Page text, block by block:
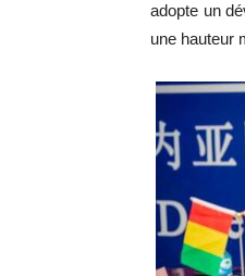
adopte un
une hauteur